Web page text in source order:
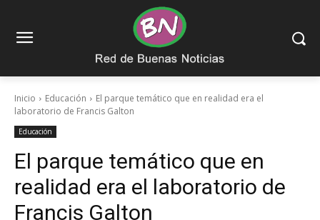
Inicio Educación
El parque temático que en realidad era el
laboratorio de Francis Galton
Educación
El parque temático que en
realidad era el laboratorio de
Francis Galton